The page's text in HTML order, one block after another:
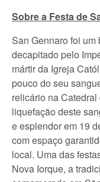
Sobre a Festa de
San Gennaro foi
decapitado pelo
mártir da Igreja
pouco do seu
relicário na
liquefação deste
e esplendor em 19
com espaço
local. Uma das
Nova Iorque, a